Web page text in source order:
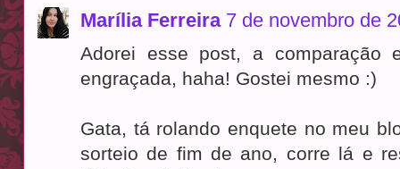
Marília Ferreira 7 de novembro de
Adorei esse post, a comparação
engraçada, haha! Gostei mesmo :)
Gata, tá rolando enquete no meu
sorteio de fim de ano, corre lá e